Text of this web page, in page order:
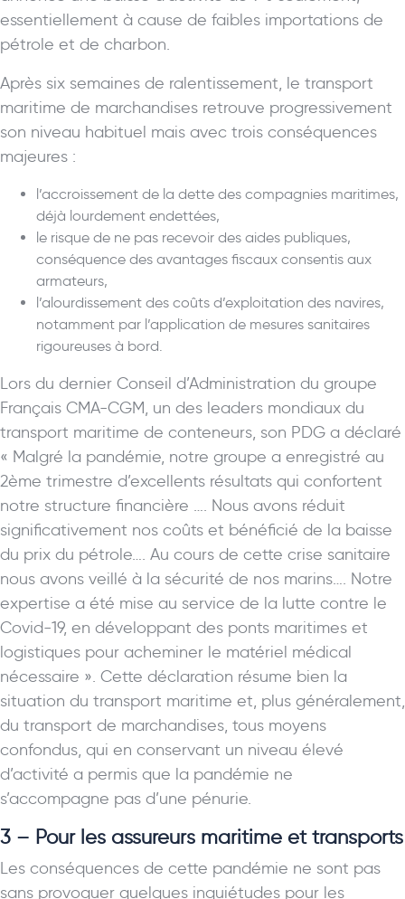
essentiellement à cause de faibles importations de
pétrole et de charbon.
Après six semaines de ralentissement, le transport
maritime de marchandises retrouve progressivement
son niveau habituel mais avec trois conséquences
majeures :
l’accroissement de la dette des compagnies maritimes,
déjà lourdement endettées,
le risque de ne pas recevoir des aides publiques,
conséquence des avantages fiscaux consentis aux
armateurs,
l’alourdissement des coûts d’exploitation des navires,
notamment par l’application de mesures sanitaires
rigoureuses à bord.
Lors du dernier Conseil d’Administration du groupe
Français CMA-CGM, un des leaders mondiaux du
transport maritime de conteneurs, son PDG a déclaré
« Malgré la pandémie, notre groupe a enregistré au
2ème trimestre d’excellents résultats qui confortent
notre structure financière …. Nous avons réduit
significativement nos coûts et bénéficié de la baisse
du prix du pétrole…. Au cours de cette crise sanitaire
nous avons veillé à la sécurité de nos marins…. Notre
expertise a été mise au service de la lutte contre le
Covid-19, en développant des ponts maritimes et
logistiques pour acheminer le matériel médical
nécessaire ». Cette déclaration résume bien la
situation du transport maritime et, plus généralement,
du transport de marchandises, tous moyens
confondus, qui en conservant un niveau élevé
d’activité a permis que la pandémie ne
s’accompagne pas d’une pénurie.
3 – Pour les assureurs maritime et transports
Les conséquences de cette pandémie ne sont pas
sans provoquer quelques inquiétudes pour les